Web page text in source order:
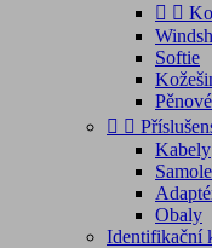
 
Softie
Pěnové
 
Kabely
Obaly
Identifikační